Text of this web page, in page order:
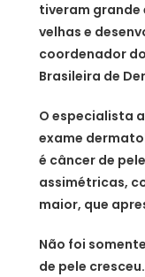
tiveram grande
velhas e
coordenador
Brasileira de
O especialista
exame
é câncer de
assimétricas,
maior, que
Não foi
de pele